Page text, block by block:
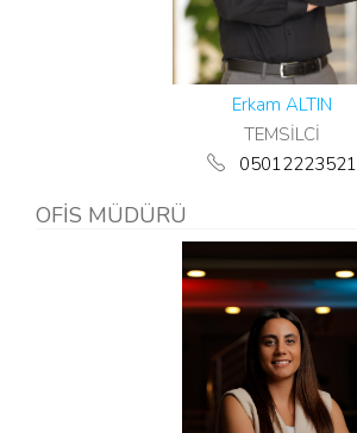
Erkam ALTIN
TEMSİLCİ
05012223521
OFİS MÜDÜRÜ